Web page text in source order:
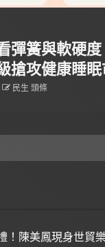
彈簧與軟硬
搶攻健康睡
民生 頭條
！陳美鳳現身世貿